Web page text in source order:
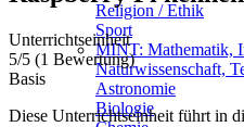
Religion / Ethik
Sport
MINT: Mathematik,
Naturwissenschaft,
Astronomie
Biologie
Unterrichtseinheit
5/5 (1 Bewertung)
Basis
Diese Unterrichtseinheit führt in